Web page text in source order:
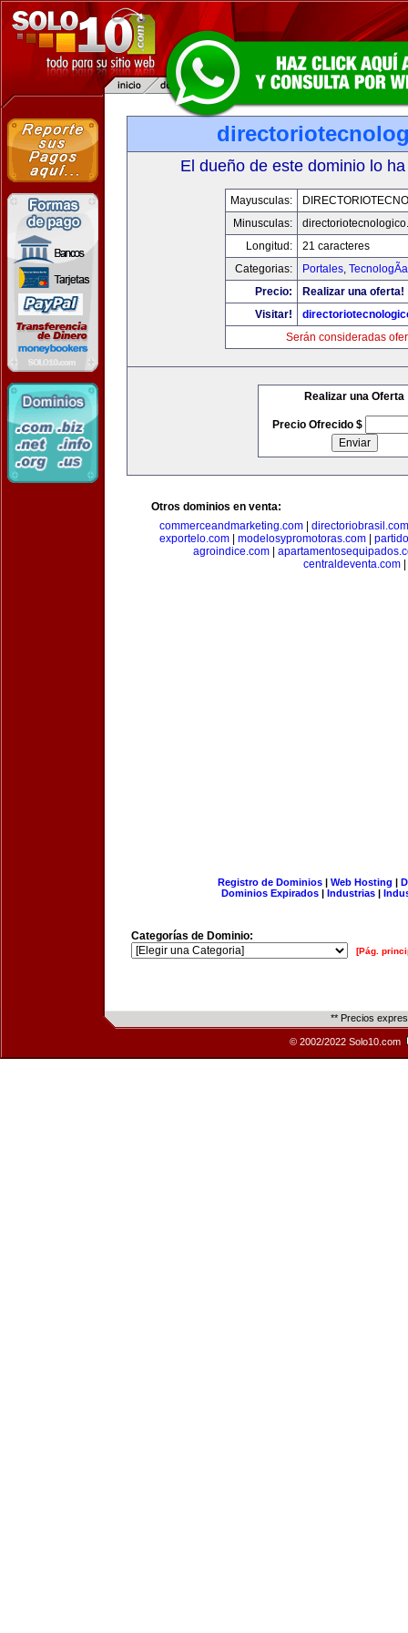
El dueño de este dominio lo
Mayusculas:
Minusculas:
Longitud:
21 caracteres
Categorias:
Portales, TecnologÃ­a
Precio:
Realizar una oferta!
Visitar!
Serán consideradas
Realizar una Oferta
Precio Ofrecido $
Otros dominios en venta:
commerceandmarketing.com| directoriobrasil.com
exportelo.com
modelosypromotoras.com
agroindice.com
centraldeventa.com|
Registro de Dominios| Web Hosting |
Dominios Expirados | Industrias |
Categorías de Dominio:
[Pág.
** Precios
© 2002/2022 Solo10.com